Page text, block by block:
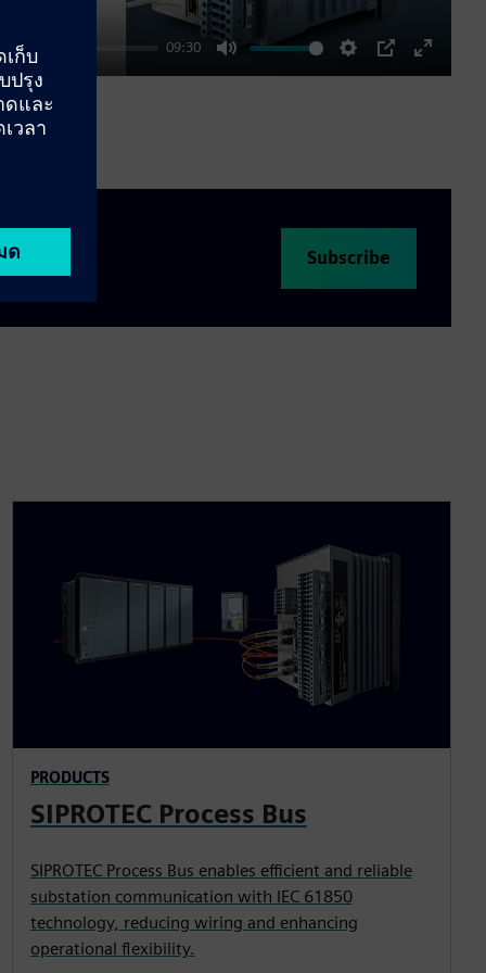
09:30
Mute Settings
PIP
Enter
Subscribe
PRODUCTS
SIPROTEC Process Bus
SIPROTEC Process Bus enables efficient and reliable
substation communication with IEC 61850
technology, reducing wiring and enhancing
operational flexibility.